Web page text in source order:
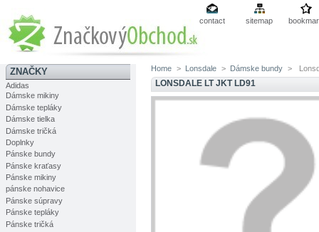
contact sitemap
ZNAČKY
Adidas
Dámske mikiny
Dámske tepláky
Dámske tielka
Dámske tričká
Doplnky
Pánske bundy
Pánske kraťasy
Pánske mikiny
pánske nohavice
Pánske súpravy
Pánske tepláky
Pánske tričká
Home > Lonsdale > Dámske bundy >
LONSDALE LT JKT LD91